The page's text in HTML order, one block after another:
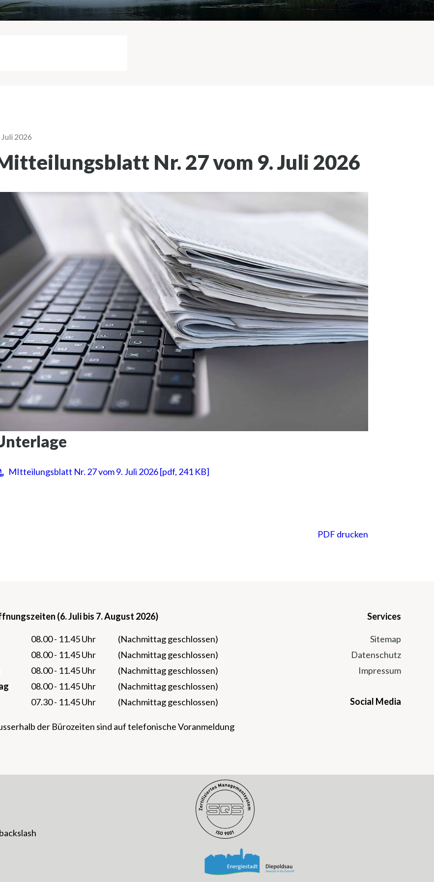
Nr. 27 vom 9. Juli 2026
Juli 2026
MItteilungsblatt Nr. 27 vom 9. Juli 2026 [pdf, 241 KB]
PDF drucken
(6. Juli bis 7. August 2026)
08.00 - 11.45 Uhr
(Nachmittag geschlossen)
08.00 - 11.45 Uhr
(Nachmittag geschlossen)
08.00 - 11.45 Uhr
(Nachmittag geschlossen)
08.00 - 11.45 Uhr
(Nachmittag geschlossen)
07.30 - 11.45 Uhr (Nachmittag geschlossen)
der Bürozeiten sind auf telefonische Voranmeldung
Services
Sitemap
Datenschutz
Impressum
Social Media
backslash